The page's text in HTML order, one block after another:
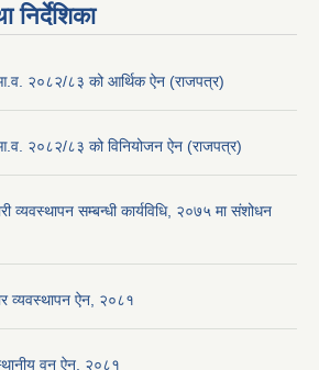
२०८२/८३ को आर्थिक ऐन (राजपत्र)
२०८२/८३ को विनियोजन ऐन (राजपत्र)
व्यवस्थापन सम्बन्धी कार्यविधि, २०७५ मा संशोधन
व्यवस्थापन ऐन, २०८१
वन ऐन, २०८१